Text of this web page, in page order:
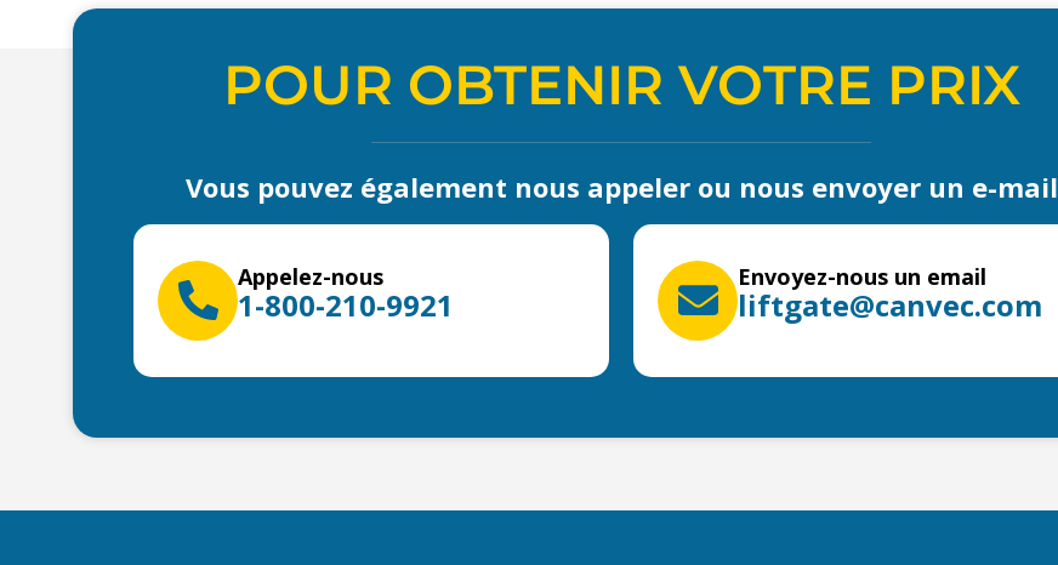
POUR OBTENIR VOTRE PRIX
Vous pouvez également nous appeler ou nous envoyer un e-mail
Appelez-nous
1-800-210-9921
Envoyez-nous un email
liftgate@canvec.com